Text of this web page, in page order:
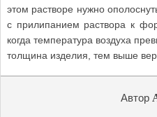
этом растворе нужно
с прилипанием раствора к
когда температура воздуха
толщина изделия, тем выше
Автор